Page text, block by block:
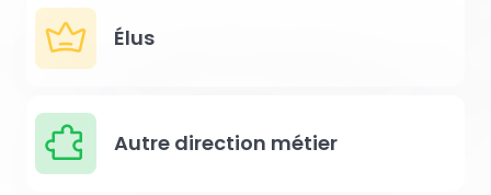
Élus
Autre direction métier